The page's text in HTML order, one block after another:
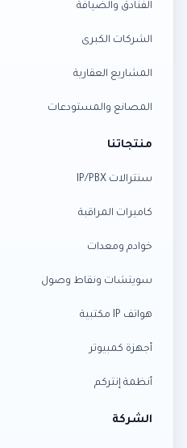
الفنادق والضيافة
الشركات الكبرى
المشاريع العقارية
المصانع والمستودعات
منتجاتنا
سنترالات IP/PBX
كاميرات المراقبة
خوادم ومعدات
سويتشات ونقاط وصول
هواتف IP مكتبية
أجهزة كمبيوتر
أنظمة إنتركم
الشركة